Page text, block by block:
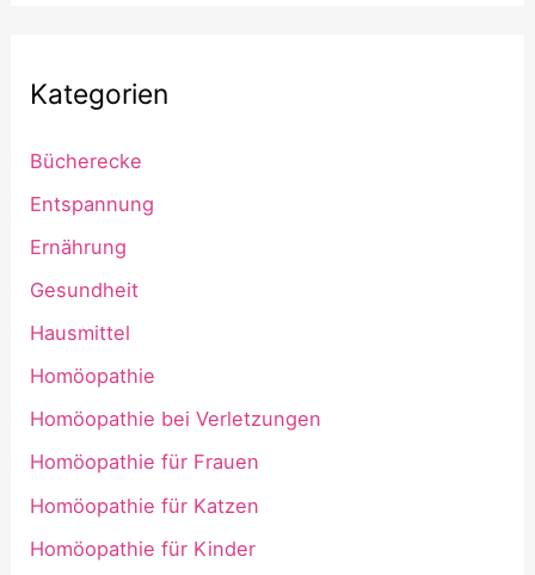
Kategorien
Bücherecke
Entspannung
Ernährung
Gesundheit
Hausmittel
Homöopathie
Homöopathie bei Verletzungen
Homöopathie für Frauen
Homöopathie für Katzen
Homöopathie für Kinder